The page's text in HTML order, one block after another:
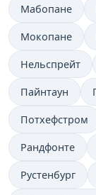
Мабопане
Мокопане
Нельспрейт
Пайнтаун
Потхефстром
Рандфонте
Рустенбург